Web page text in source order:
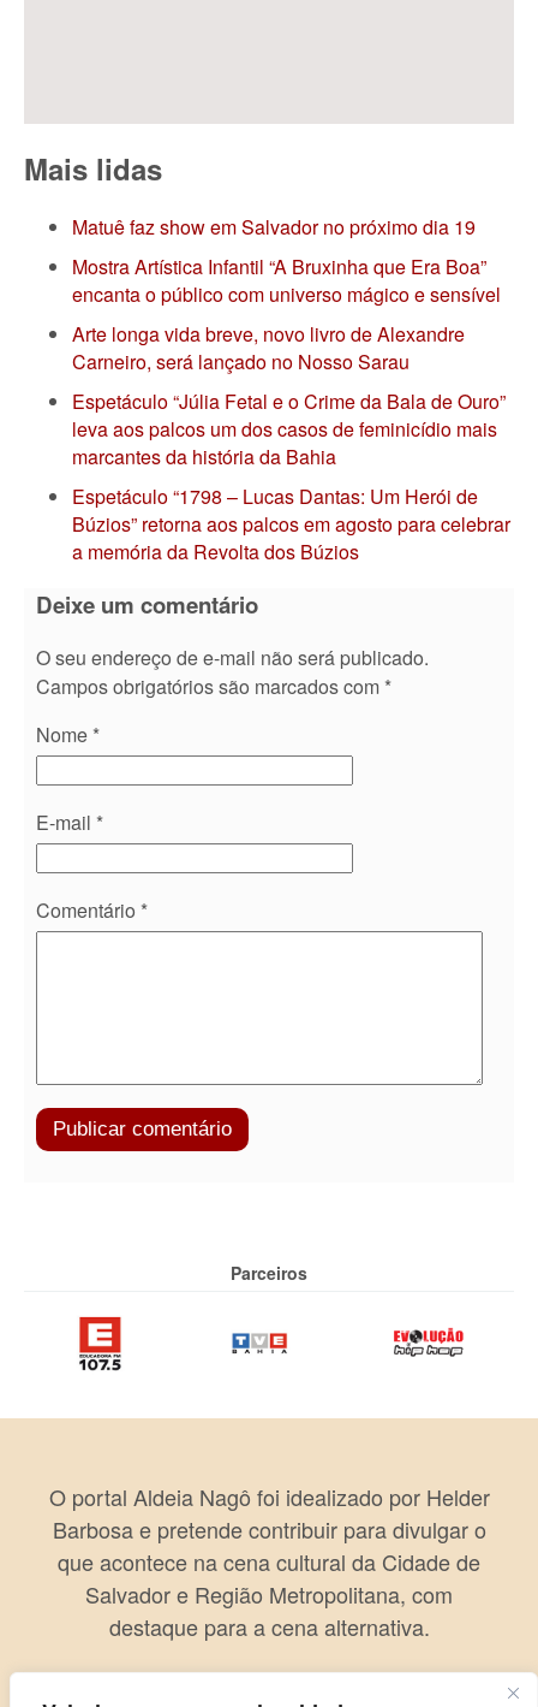
Mais lidas
Matuê faz show em Salvador no próximo dia 19
Mostra Artística Infantil “A Bruxinha que Era Boa”
encanta o público com universo mágico e sensível
Arte longa vida breve, novo livro de Alexandre
Carneiro, será lançado no Nosso Sarau
Espetáculo “Júlia Fetal e o Crime da Bala de Ouro”
leva aos palcos um dos casos de feminicídio mais
marcantes da história da Bahia
Espetáculo “1798 – Lucas Dantas: Um Herói de
Búzios” retorna aos palcos em agosto para celebrar
a memória da Revolta dos Búzios
Deixe um comentário
O seu endereço de e-mail não será publicado.
Campos obrigatórios são marcados com *
Nome *
E-mail *
Comentário *
Parceiros
O portal Aldeia Nagô foi idealizado por Helder
Barbosa e pretende contribuir para divulgar o
que acontece na cena cultural da Cidade de
Salvador e Região Metropolitana, com
destaque para a cena alternativa.